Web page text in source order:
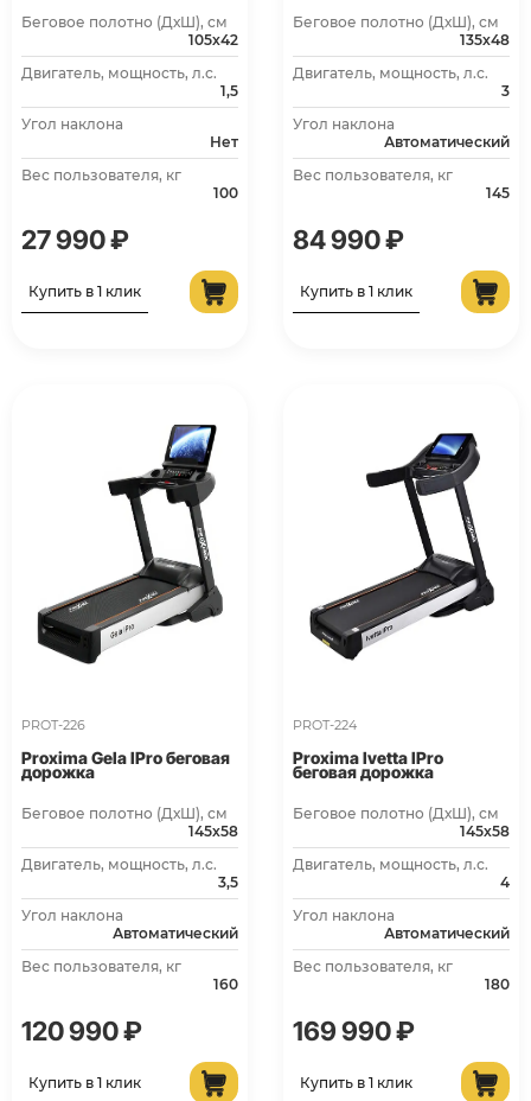
Беговое полотно (ДхШ), см
105х42
Двигатель, мощность, л.с.
1,5
Угол наклона
Нет
Вес пользователя, кг
100
27 990 ₽
Купить в 1 клик
Беговое полотно (ДхШ), см
135х48
Двигатель, мощность, л.с.
3
Угол наклона
Автоматический
Вес пользователя, кг
145
84 990 ₽
Купить в 1 клик
PROT-226
Proxima Gela IPro беговая
дорожка
Беговое полотно (ДхШ), см
145х58
Двигатель, мощность, л.с.
3,5
Угол наклона
Автоматический
Вес пользователя, кг
160
120 990 ₽
Купить в 1 клик
PROT-224
Proxima Ivetta IPro
беговая дорожка
Беговое полотно (ДхШ), см
145х58
Двигатель, мощность, л.с.
4
Угол наклона
Автоматический
Вес пользователя, кг
180
169 990 ₽
Купить в 1 клик